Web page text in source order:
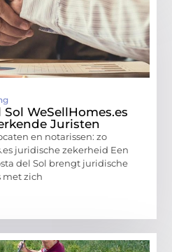
WeSellHomes.es
Juristen
en notarissen: zo
juridische zekerheid Een
del Sol brengt juridische
met zich